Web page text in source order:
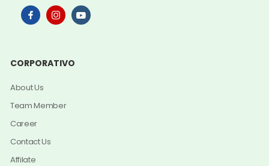
CORPORATIVO
About Us
Team Member
Career
Contact Us
Affilate